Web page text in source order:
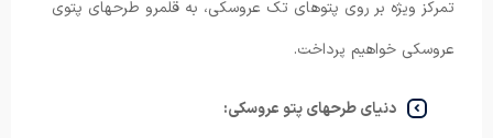
تمرکز ویژه بر روی پتوهای تک عروسکی، به قلمرو طرحهای پتوی
عروسکی خواهیم پرداخت.
دنیای طرحهای پتو عروسکی: